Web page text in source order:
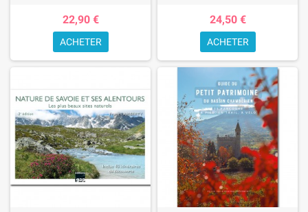
22,90 €
ACHETER
24,50 €
ACHETER